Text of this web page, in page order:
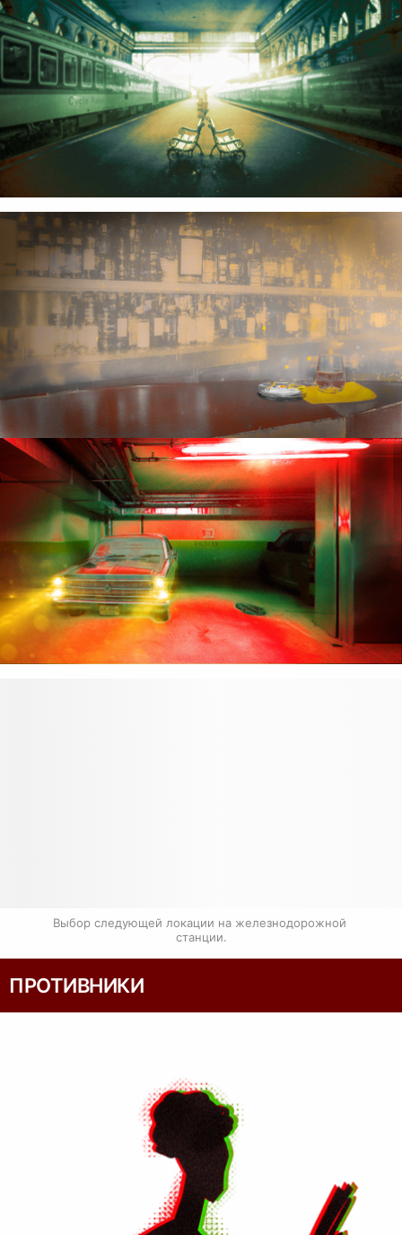
Выбор следующей локации на железнодорожной
станции.
ПРОТИВНИКИ